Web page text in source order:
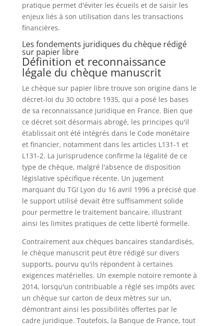
pratique permet d'éviter les écueils et de saisir les
enjeux liés à son utilisation dans les transactions
financières.
Les fondements juridiques du chèque rédigé
sur papier libre
Définition et reconnaissance
légale du chèque manuscrit
Le chèque sur papier libre trouve son origine dans le
décret-loi du 30 octobre 1935, qui a posé les bases
de sa reconnaissance juridique en France. Bien que
ce décret soit désormais abrogé, les principes qu'il
établissait ont été intégrés dans le Code monétaire
et financier, notamment dans les articles L131-1 et
L131-2. La jurisprudence confirme la légalité de ce
type de chèque, malgré l'absence de disposition
législative spécifique récente. Un jugement
marquant du TGI Lyon du 16 avril 1996 a précisé que
le support utilisé devait être suffisamment solide
pour permettre le traitement bancaire, illustrant
ainsi les limites pratiques de cette liberté formelle.
Contrairement aux chèques bancaires standardisés,
le chèque manuscrit peut être rédigé sur divers
supports, pourvu qu'ils répondent à certaines
exigences matérielles. Un exemple notoire remonte à
2014, lorsqu'un contribuable a réglé ses impôts avec
un chèque sur carton de deux mètres sur un,
démontrant ainsi les possibilités offertes par le
cadre juridique. Toutefois, la Banque de France, tout